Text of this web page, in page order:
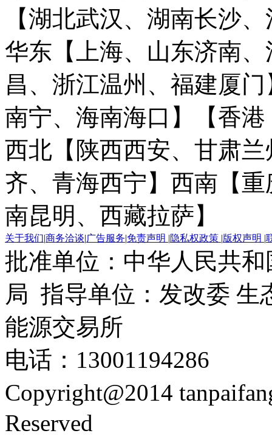
【湖北武汉、湖南长沙
华东【上海、山东济南
昌、浙江温州、福建厦门
南宁、海南海口】
【香
西北【陕西西安、甘肃
齐、青海西宁】 西南【
南昆明、西藏拉萨】
关于我们|商务洽谈|广告服务|免责声明 |隐私权政策 |版权声明 |
批准单位：中华人民共
局 指导单位：发改委 生
能源交易所
电话：13001194286
Copyright@2014
Reserved